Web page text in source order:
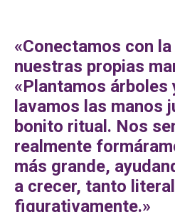
«Conectamos con
nuestras propias
«Plantamos árboles
lavamos las manos
bonito ritual. Nos
realmente
más grande,
a crecer, tanto
figurativamente.»